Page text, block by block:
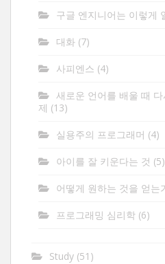
구글 엔지니어는 이렇게
대화 (7)
사피엔스 (4)
새로운 언어를 배울 때
제 (13)
실용주의 프로그래머 (4)
아이를 잘 키운다는 것 (5)
어떻게 원하는 것을 얻는
프로그래밍 심리학 (6)
Study (51)